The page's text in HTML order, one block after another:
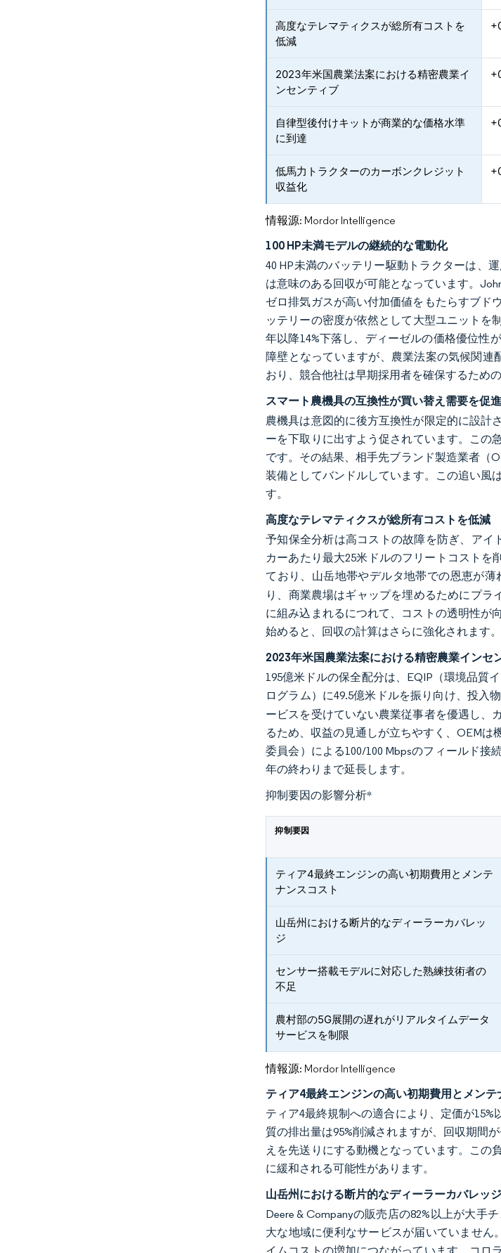
高度なテレマティクスが総所有コストを
低減
2023年米国農業法案における精密農業イ
ンセンティブ
自律型後付けキットが商業的な価格水準
に到達
低馬力トラクターのカーボンクレジット
収益化
情報源: Mordor Intelligence
100 HP未満モデルの継続的な電動化
40 HP未満のバッテリー駆動トラクターは、
は意味のある回収が可能となっています。
ゼロ排気ガスが高い付加価値をもたらすブド
ッテリーの密度が依然として大型ユニットを
年以降14%下落し、ディーゼルの価格優位性
障壁となっていますが、農業法案の気候関連
おり、競合他社は早期採用者を確保するため
スマート農機具の互換性が買い替え需要を促進
農機具は意図的に後方互換性が限定的に設計
ーを下取りに出すよう促されています。この
です。その結果、相手先ブランド製造業者（
装備としてバンドルしています。この追い風
す。
高度なテレマティクスが総所有コストを低減
予知保全分析は高コストの故障を防ぎ、ア
カーあたり最大25米ドルのフリートコストを
ており、山岳地帯やデルタ地帯での恩恵が薄
り、商業農場はギャップを埋めるためにプ
に組み込まれるにつれて、コストの透明性が
始めると、回収の計算はさらに強化されます。
2023年米国農業法案における精密農業インセ
195億米ドルの保全配分は、EQIP（環境品質
ログラム）に49.5億米ドルを振り向け、投入
ービスを受けていない農業従事者を優遇し、
るため、収益の見通しが立ちやすく、OEM
委員会）による100/100 Mbpsのフィールド
年の終わりまで延長します。
抑制要因の影響分析*
抑制要因
ティア4最終エンジンの高い初期費用とメンテ
ナンスコスト
山岳州における断片的なディーラーカバレッ
ジ
センサー搭載モデルに対応した熟練技術者の
不足
農村部の5G展開の遅れがリアルタイムデータ
サービスを制限
情報源: Mordor Intelligence
ティア4最終エンジンの高い初期費用とメンテ
ティア4最終規制への適合により、定価が
質の排出量は95%削減されますが、回収期間
えを先送りにする動機となっています。この
に緩和される可能性があります。
山岳州における断片的なディーラーカバレッジ
Deere & Companyの販売店の82%以上が大
大な地域に便利なサービスが届いていません